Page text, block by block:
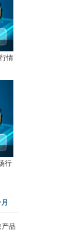
情
行
产品